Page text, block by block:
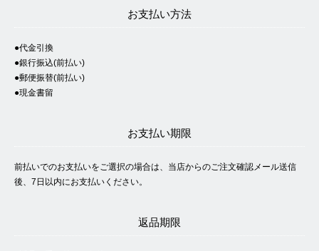
お支払い方法
●代金引換
●銀行振込(前払い)
●郵便振替(前払い)
●現金書留
お支払い期限
前払いでのお支払いをご選択の場合は、当店からのご注文確認メール送信
後、7日以内にお支払いください。
返品期限